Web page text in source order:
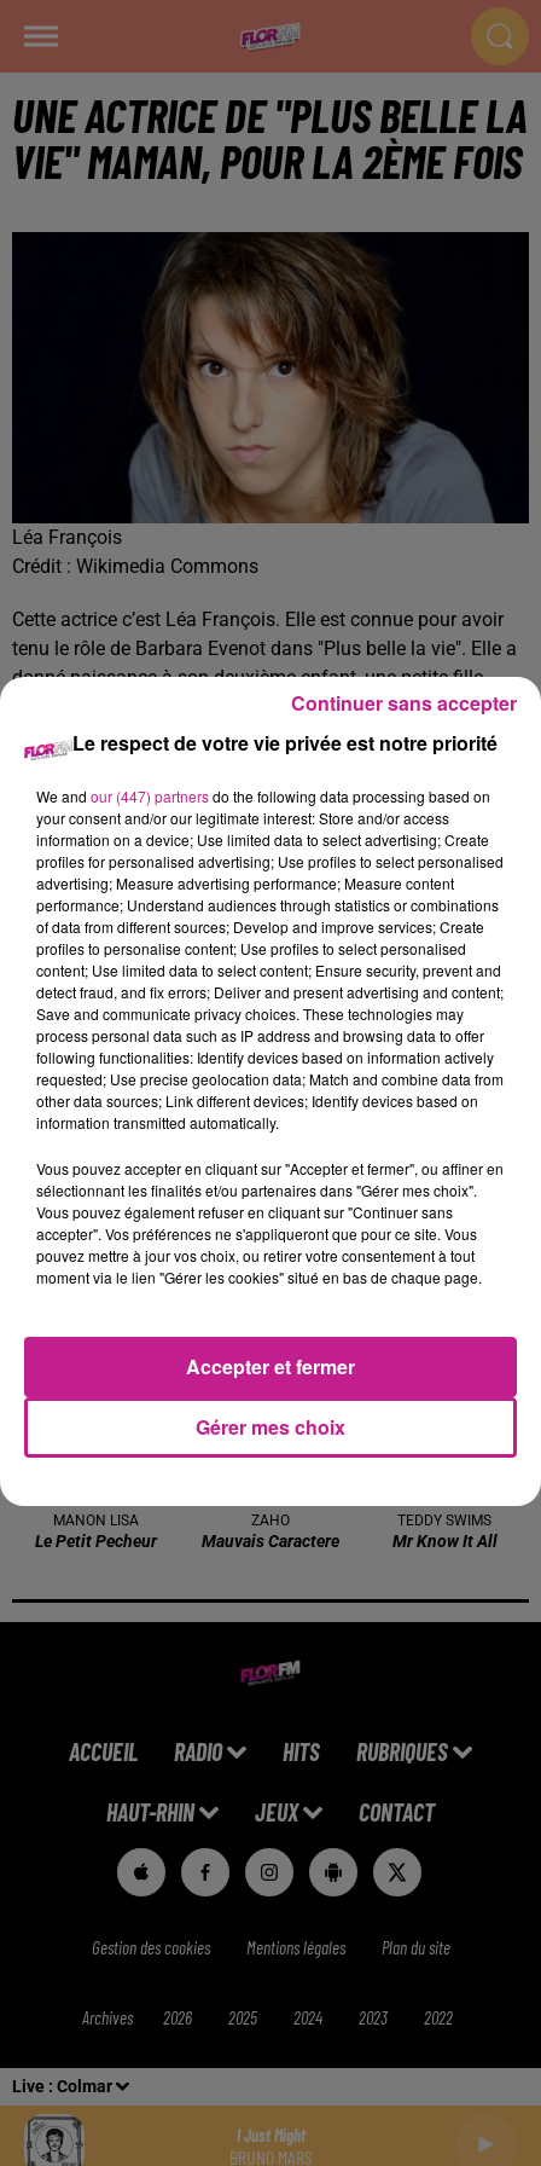
Live : Colmar
I Just Might
BRUNO MARS
UNE ACTRICE DE "PLUS BELLE LA
VIE" MAMAN, POUR LA 2ÈME FOIS
Léa François
Crédit : Wikimedia Commons
Cette actrice c’est Léa François. Elle est connue pour avoir
tenu le rôle de Barbara Evenot dans "Plus belle la vie". Elle a
donné naissance à son deuxième enfant, une petite fille.
Le prénom de cette petite princesse a été dévoilé, prénom
original , c’est Soa.On souhaite beaucoup de bonheur à
TITRES DIFFUSÉS Voir plus
11h38
11h38
BRUNO MARS
I Just Might
11h36
11h36
LOST FREQUENCIES
Reality
11h32
11h32
TOVE LO
Des Fleurs
SONNY FODERA
MANON LISA
Le Petit Pecheur
11h10
11h10
ZAHO
Mauvais Caractere
TEDDY SWIMS
Mr Know It All
ACCUEIL RADIO HITS RUBRIQUES
HAUT-RHIN JEUX CONTACT
Gestion des cookies Mentions légales Plan du site
Archives 2026 2025 2024 2023 2022
Le respect de votre vie privée est notre priorité
We and our (447) partnersdo the following data processing based on
your consent and/or our legitimate interest: Store and/or access
information on a device; Use limited data to select advertising; Create
profiles for personalised advertising; Use profiles to select personalised
advertising; Measure advertising performance; Measure content
performance; Understand audiences through statistics or combinations
of data from different sources; Develop and improve services; Create
profiles to personalise content; Use profiles to select personalised
content; Use limited data to select content; Ensure security, prevent and
detect fraud, and fix errors; Deliver and present advertising and content;
Save and communicate privacy choices. These technologies may
process personal data such as IP address and browsing data to offer
following functionalities: Identify devices based on information actively
requested; Use precise geolocation data; Match and combine data from
other data sources; Link different devices; Identify devices based on
information transmitted automatically.
Vous pouvez accepter en cliquant sur "Accepter et fermer", ou affiner en
sélectionnant les finalités et/ou partenaires dans "Gérer mes choix".
Vous pouvez également refuser en cliquant sur "Continuer sans
accepter". Vos préférences ne s'appliqueront que pour ce site. Vous
pouvez mettre à jour vos choix, ou retirer votre consentement à tout
moment via le lien "Gérer les cookies" situé en bas de chaque page.
Gérer mes choix
Accepter et fermer
Continuer sans accepter